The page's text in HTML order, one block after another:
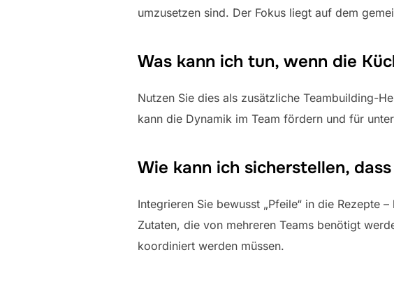
umzusetzen sind. Der Fokus liegt auf dem
Was kann ich tun, wenn die
Nutzen Sie dies als zusätzliche Teambuilding-
kann die Dynamik im Team fördern und für
Wie kann ich sicherstellen,
Integrieren Sie bewusst „Pfeile“ in die Rezepte
Zutaten, die von mehreren Teams benötigt
koordiniert werden müssen.